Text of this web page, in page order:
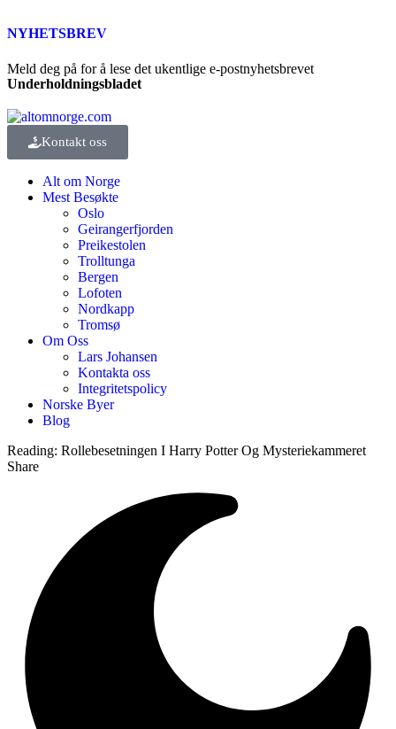
NYHETSBREV
Meld deg på for å lese det ukentlige e-postnyhetsbrevet
Underholdningsbladet
Kontakt oss
Alt om Norge
Mest Besøkte
Oslo
Geirangerfjorden
Preikestolen
Trolltunga
Bergen
Lofoten
Nordkapp
Tromsø
Om Oss
Lars Johansen
Kontakta oss
Integritetspolicy
Norske Byer
Blog
Reading: Rollebesetningen I Harry Potter Og Mysteriekammeret
Share